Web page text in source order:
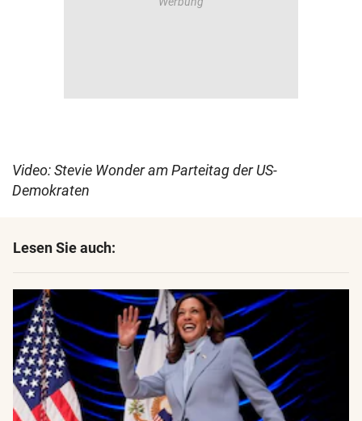
Video: Stevie Wonder am Parteitag der US-
Demokraten
Lesen Sie auch: